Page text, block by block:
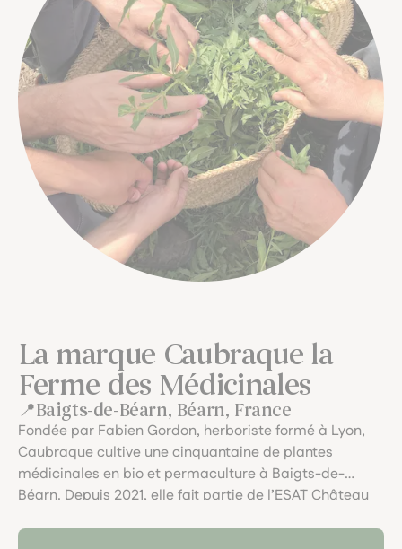
La marque Caubraque la
Ferme des Médicinales
Baigts-de-Béarn, Béarn, France
Fondée par Fabien Gordon, herboriste formé à Lyon,
Caubraque cultive une cinquantaine de plantes
médicinales en bio et permaculture à Baigts-de-
Béarn. Depuis 2021, elle fait partie de l’ESAT Château
handicap dans chaque étape : culture, cueillette et